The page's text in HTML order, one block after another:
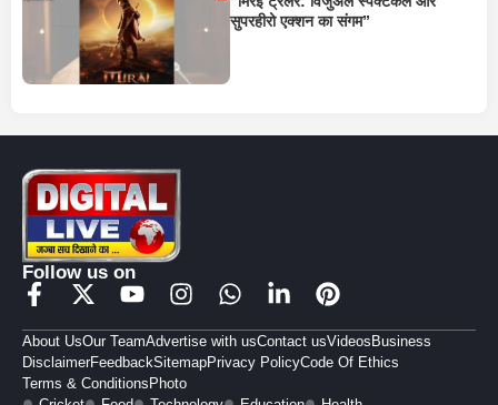
सुपरहीरो एक्शन का संगम”
Follow us on
About UsOur TeamAdvertise with usContact usVideos Business
DisclaimerFeedbackSitemapPrivacy PolicyCode Of Ethics
Terms & Conditions Photo